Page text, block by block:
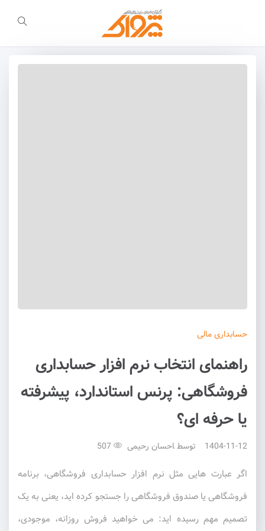
حسابداریمالی
راهنمای انتخاب نرم افزار حسابداری
فروشگاهی: پرنس استاندارد، پیشرفته
یا حرفه ای؟
1404-11-12 توسط احسان رحیمی
اگر عبارت هایی مثل نرم افزار حسابداری فروشگاهی، برنامه
فروشگاهی یا صندوق فروشگاهی را جستجو کرده اید، یعنی به یک
تصمیم مهم رسیده اید: می خواهید فروش روزانه، موجودی،